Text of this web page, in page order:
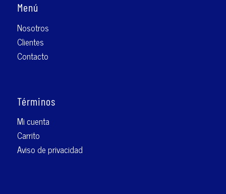
Menú
Nosotros
Clientes
Contacto
Términos
Mi cuenta
Carrito
Aviso de privacidad